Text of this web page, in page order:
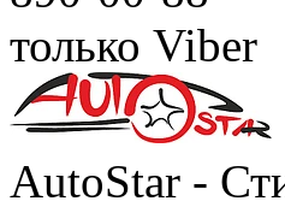
только Viber
AutoStar -